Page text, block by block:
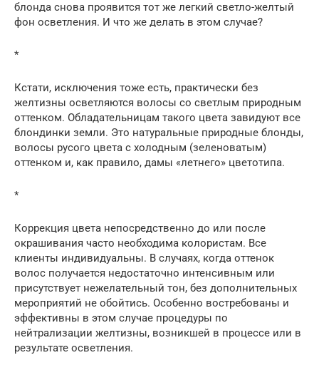
блонда снова проявится тот же легкий светло-желтый
фон осветления. И что же делать в этом случае?
*
Кстати, исключения тоже есть, практически без
желтизны осветляются волосы со светлым природным
оттенком. Обладательницам такого цвета завидуют все
блондинки земли. Это натуральные природные блонды,
волосы русого цвета с холодным (зеленоватым)
оттенком и, как правило, дамы «летнего» цветотипа.
*
Коррекция цвета непосредственно до или после
окрашивания часто необходима колористам. Все
клиенты индивидуальны. В случаях, когда оттенок
волос получается недостаточно интенсивным или
присутствует нежелательный тон, без дополнительных
мероприятий не обойтись. Особенно востребованы и
эффективны в этом случае процедуры по
нейтрализации желтизны, возникшей в процессе или в
результате осветления.